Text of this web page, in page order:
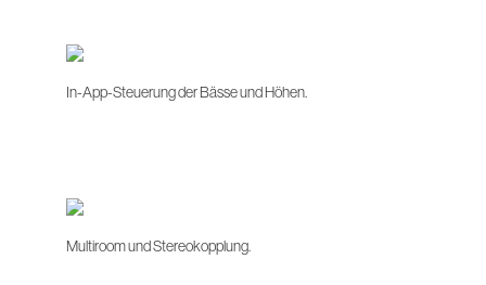
In-App-Steuerung der Bässe und Höhen.
Multiroom und Stereokopplung.